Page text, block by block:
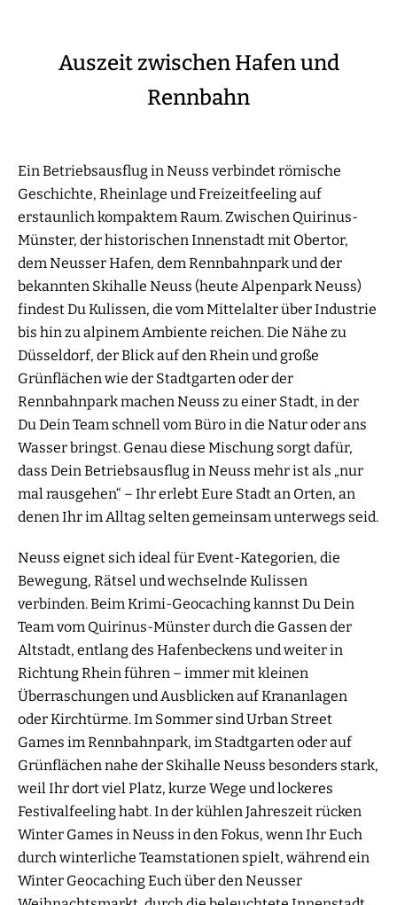
Auszeit zwischen Hafen und
Rennbahn
Ein Betriebsausflug in Neuss verbindet römische
Geschichte, Rheinlage und Freizeitfeeling auf
erstaunlich kompaktem Raum. Zwischen Quirinus-
Münster, der historischen Innenstadt mit Obertor,
dem Neusser Hafen, dem Rennbahnpark und der
bekannten Skihalle Neuss (heute Alpenpark Neuss)
findest Du Kulissen, die vom Mittelalter über Industrie
bis hin zu alpinem Ambiente reichen. Die Nähe zu
Düsseldorf, der Blick auf den Rhein und große
Grünflächen wie der Stadtgarten oder der
Rennbahnpark machen Neuss zu einer Stadt, in der
Du Dein Team schnell vom Büro in die Natur oder ans
Wasser bringst. Genau diese Mischung sorgt dafür,
dass Dein Betriebsausflug in Neuss mehr ist als „nur
mal rausgehen“ – Ihr erlebt Eure Stadt an Orten, an
denen Ihr im Alltag selten gemeinsam unterwegs seid.
Neuss eignet sich ideal für Event-Kategorien, die
Bewegung, Rätsel und wechselnde Kulissen
verbinden. Beim Krimi-Geocaching kannst Du Dein
Team vom Quirinus-Münster durch die Gassen der
Altstadt, entlang des Hafenbeckens und weiter in
Richtung Rhein führen – immer mit kleinen
Überraschungen und Ausblicken auf Krananlagen
oder Kirchtürme. Im Sommer sind Urban Street
Games im Rennbahnpark, im Stadtgarten oder auf
Grünflächen nahe der Skihalle Neuss besonders stark,
weil Ihr dort viel Platz, kurze Wege und lockeres
Festivalfeeling habt. In der kühlen Jahreszeit rücken
Winter Games in Neuss in den Fokus, wenn Ihr Euch
durch winterliche Teamstationen spielt, während ein
Winter Geocaching Euch über den Neusser